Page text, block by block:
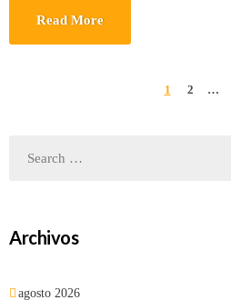
Read More
1 2 …
Archivos
agosto 2026